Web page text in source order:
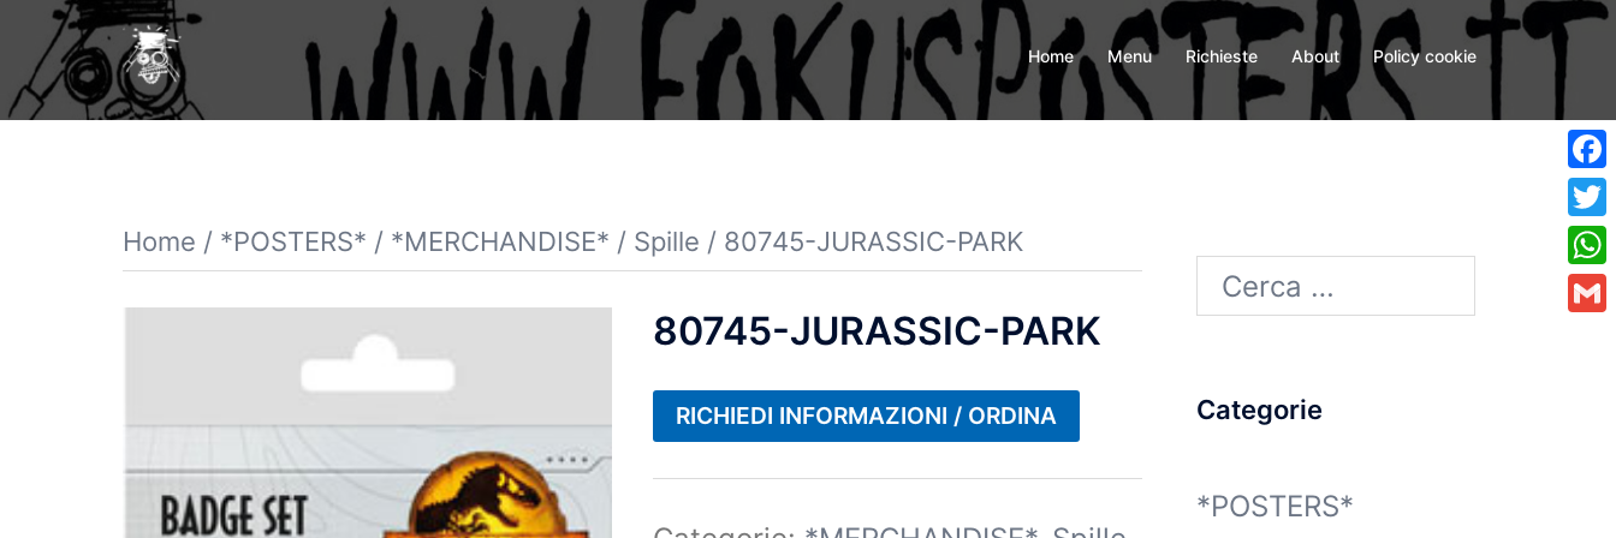
contenuto
Home Menu Richieste About Policy cookie
Home / *POSTERS* / *MERCHANDISE* / Spille / 80745-JURASSIC-PARK
80745-JURASSIC-PARK
RICHIEDI INFORMAZIONI / ORDINA
Ricerca
per:
Categorie
*POSTERS*